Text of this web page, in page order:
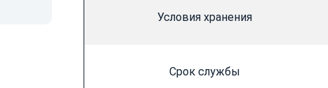
Условия хранения
Срок службы